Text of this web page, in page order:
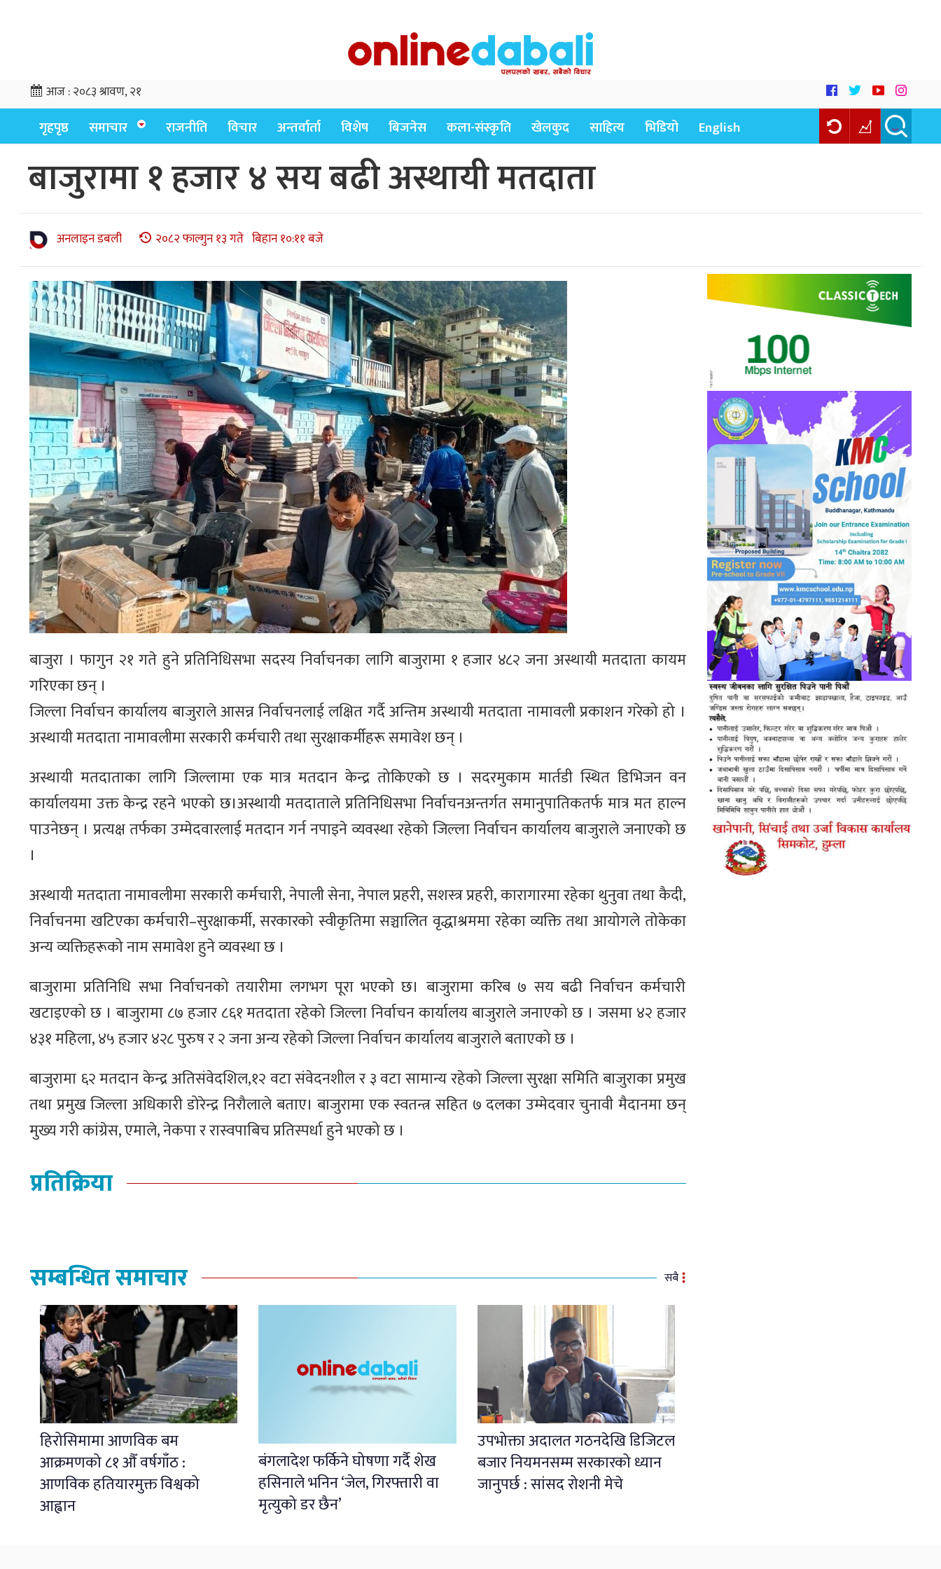
आज :२०८३ श्रावण, २१
गृहपृष्ठ समाचार राजनीति विचार अन्तर्वार्ता विशेष बिजनेस कला-संस्कृति खेलकुद साहित्य भिडियो English
बाजुरामा १ हजार ४ सय बढी अस्थायी मतदाता
अनलाइन डबली २०८२ फाल्गुन १३ गते बिहान १०:११ बजे
बाजुरा । फागुन २१ गते हुने प्रतिनिधिसभा सदस्य निर्वाचनका लागि बाजुरामा १ हजार ४८२ जना अस्थायी मतदाता कायम
गरिएका छन् ।
जिल्ला निर्वाचन कार्यालय बाजुराले आसन्न निर्वाचनलाई लक्षित गर्दै अन्तिम अस्थायी मतदाता नामावली प्रकाशन गरेको हो ।
अस्थायी मतदाता नामावलीमा सरकारी कर्मचारी तथा सुरक्षाकर्मीहरू समावेश छन् ।
अस्थायी मतदाताका लागि जिल्लामा एक मात्र मतदान केन्द्र तोकिएको छ । सदरमुकाम मार्तडी स्थित डिभिजन वन
कार्यालयमा उक्त केन्द्र रहने भएको छ।अस्थायी मतदाताले प्रतिनिधिसभा निर्वाचनअन्तर्गत समानुपातिकतर्फ मात्र मत हाल्न
पाउनेछन् । प्रत्यक्ष तर्फका उम्मेदवारलाई मतदान गर्न नपाइने व्यवस्था रहेको जिल्ला निर्वाचन कार्यालय बाजुराले जनाएको छ
।
अस्थायी मतदाता नामावलीमा सरकारी कर्मचारी, नेपाली सेना, नेपाल प्रहरी, सशस्त्र प्रहरी, कारागारमा रहेका थुनुवा तथा कैदी,
निर्वाचनमा खटिएका कर्मचारी–सुरक्षाकर्मी, सरकारको स्वीकृतिमा सञ्चालित वृद्धाश्रममा रहेका व्यक्ति तथा आयोगले तोकेका
अन्य व्यक्तिहरूको नाम समावेश हुने व्यवस्था छ ।
बाजुरामा प्रतिनिधि सभा निर्वाचनको तयारीमा लगभग पूरा भएको छ। बाजुरामा करिब ७ सय बढी निर्वाचन कर्मचारी
खटाइएको छ । बाजुरामा ८७ हजार ८६१ मतदाता रहेको जिल्ला निर्वाचन कार्यालय बाजुराले जनाएको छ । जसमा ४२ हजार
४३१ महिला, ४५ हजार ४२८ पुरुष र २ जना अन्य रहेको जिल्ला निर्वाचन कार्यालय बाजुराले बताएको छ ।
बाजुरामा ६२ मतदान केन्द्र अतिसंवेदशिल,१२ वटा संवेदनशील र ३ वटा सामान्य रहेको जिल्ला सुरक्षा समिति बाजुराका प्रमुख
तथा प्रमुख जिल्ला अधिकारी डोरेन्द्र निरौलाले बताए। बाजुरामा एक स्वतन्त्र सहित ७ दलका उम्मेदवार चुनावी मैदानमा छन्
मुख्य गरी कांग्रेस, एमाले, नेकपा र रास्वपाबिच प्रतिस्पर्धा हुने भएको छ ।
प्रतिक्रिया
सम्बन्धित समाचार सबै
हिरोसिमामा आणविक बम
आक्रमणको ८१ औँ वर्षगाँठ :
आणविक हतियारमुक्त विश्वको
आह्वान
बंगलादेश फर्किने घोषणा गर्दै शेख
हसिनाले भनिन ‘जेल, गिरफ्तारी वा
मृत्युको डर छैन’
उपभोक्ता अदालत गठनदेखि डिजिटल
बजार नियमनसम्म सरकारको ध्यान
जानुपर्छ : सांसद रोशनी मेचे